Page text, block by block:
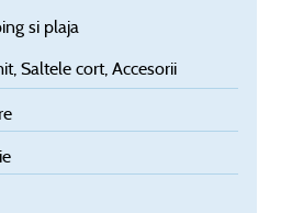
si plaja
Saltele cort, Accesorii